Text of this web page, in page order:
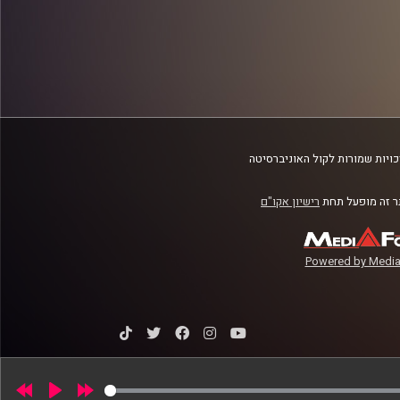
שמורות לקול האוניברסיטה
זה מופעל תחת רישיון אקו"ם
Powered by